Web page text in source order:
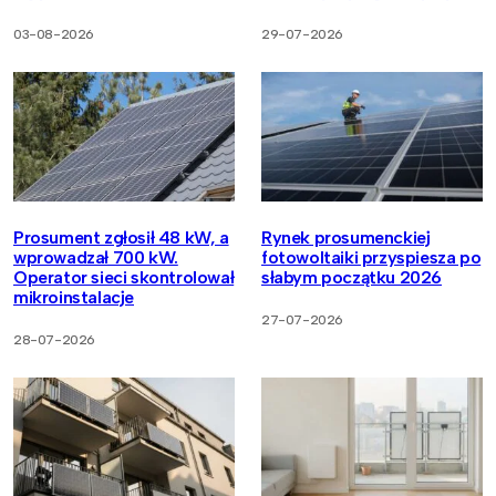
03-08-2026 29-07-2026
Prosument zgłosił 48 kW, a
wprowadzał 700 kW.
Operator sieci skontrolował
mikroinstalacje
28-07-2026
Rynek prosumenckiej
fotowoltaiki przyspiesza po
słabym początku 2026
27-07-2026